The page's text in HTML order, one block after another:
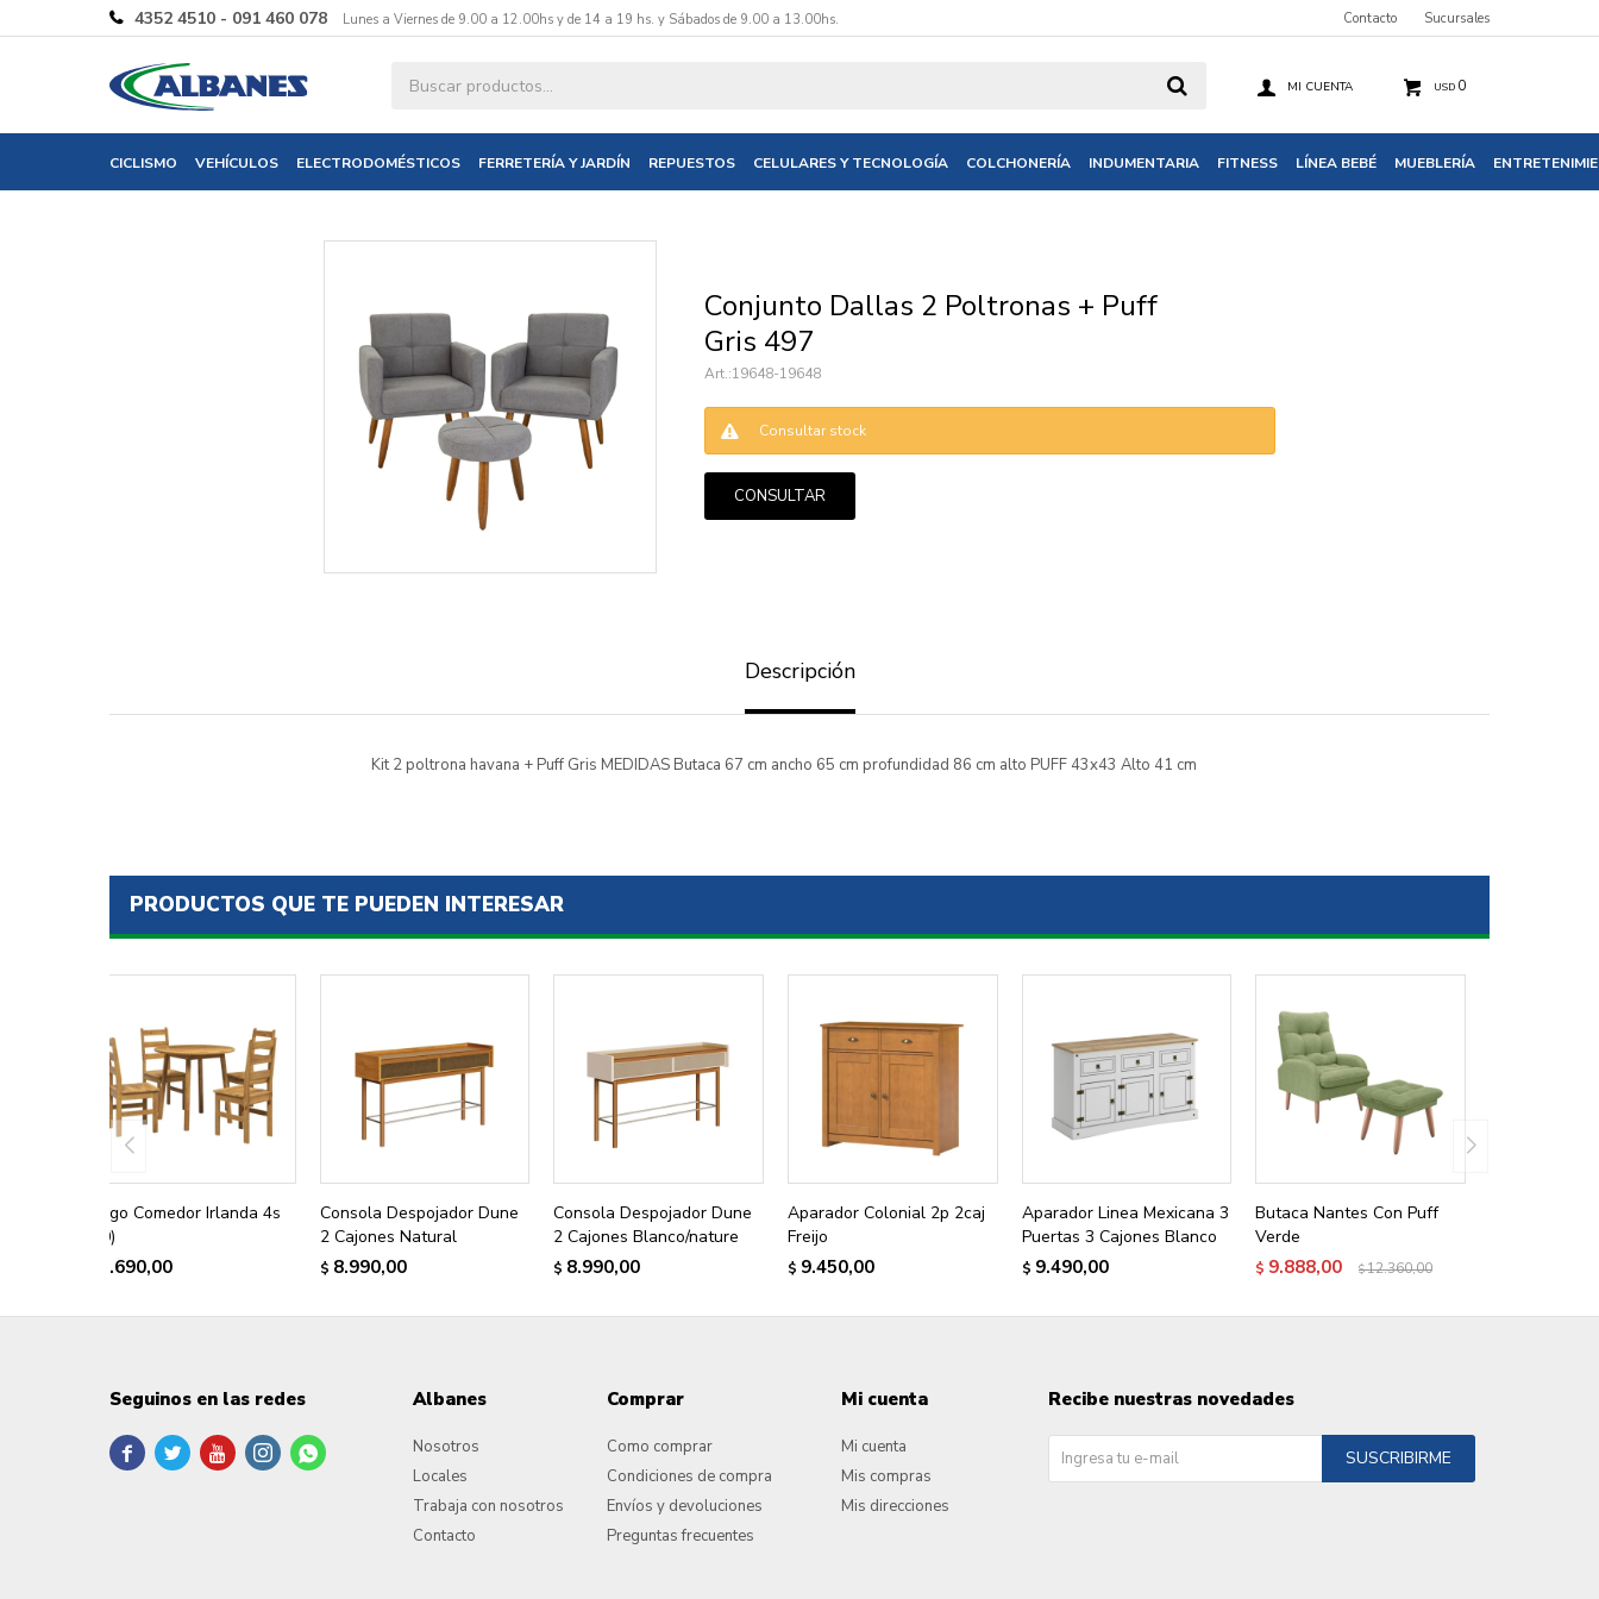
CICLISMO VEHÍCULOS ELECTRODOMÉSTICOS FERRETERÍA Y JARDÍN REPUESTOS CELULARES Y TECNOLOGÍA COLCHONERÍA INDUMENTARIA FITNESS LÍNEA BEBÉ MUEBLERÍA
USD 0
4352 4510 - 091 460 078 Lunes a Viernes de 9.00 a 12.00hs y de 14 a 19 hs. y Sábados de 9.00 a 13.00hs. Contacto Sucursales
Conjunto Dallas 2 Poltronas + Puff
Gris 497
19648-19648
Consultar stock
CONSULTAR
Descripción
Kit 2 poltrona havana + Puff Gris MEDIDAS Butaca 67 cm ancho 65 cm profundidad 86 cm alto PUFF 43x43 Alto 41 cm
PRODUCTOS QUE TE PUEDEN INTERESAR
Juego Comedor Irlanda 4s
(90)
8.690,00
Consola Despojador Dune
2 Cajones Natural
$ 8.990,00
Consola Despojador Dune
2 Cajones Blanco/nature
$ 8.990,00
Aparador Colonial 2p 2caj
Freijo
$ 9.450,00
Aparador Linea Mexicana 3
Puertas 3 Cajones Blanco
$ 9.490,00
Butaca Nantes Con Puff
Verde
$ 9.888,00 $12.360,00
Ingresa tus datos y te informaremos cuando tengamos stock disponible.
Teléfono
Mensaje
Albanes
Nosotros
Locales
Trabaja con nosotros
Contacto
Comprar
Como comprar
Condiciones de compra
Envíos y devoluciones
Preguntas frecuentes
Mi cuenta
Mi cuenta
Mis compras
Mis direcciones
Seguinos en las redes
    
Recibe nuestras novedades
SUSCRIBIRME